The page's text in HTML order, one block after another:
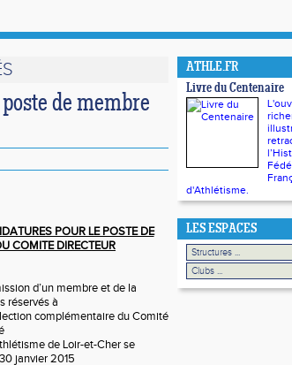
de membre
POUR LE POSTE DE
COMITE DIRECTEUR
d’un membre et de la
réservés à
complémentaire du Comité
de Loir-et-Cher se
janvier 2015
ATHLE.FR
Livre du Centenaire
d'Athlétisme.
LES ESPACES